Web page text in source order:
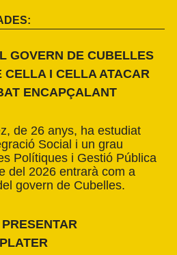
GOVERN DE CUBELLES
CELLA I CELLA ATACAR
ENCAPÇALANT
de 26 anys, ha estudiat
Social i un grau
Polítiques i Gestió Pública
del 2026 entrarà com a
govern de Cubelles.